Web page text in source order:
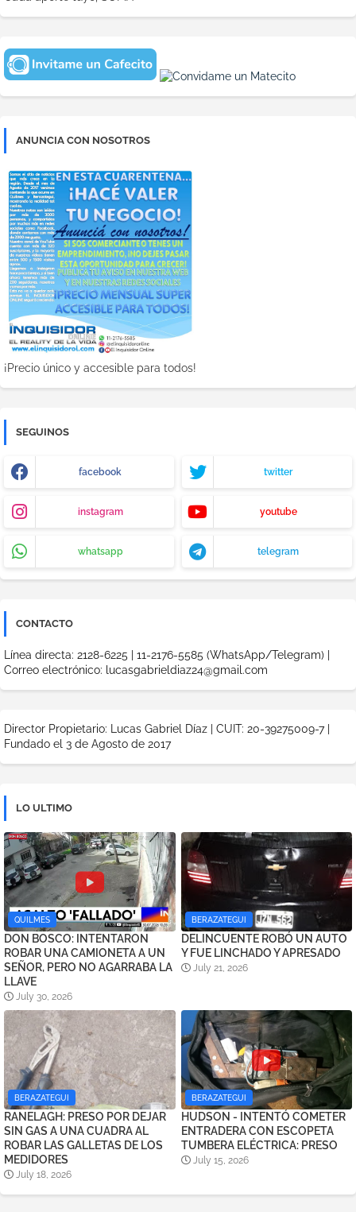
ANUNCIA CON NOSOTROS
¡Precio único y accesible para todos!
SEGUINOS
facebook twitter
instagram youtube
whatsapp telegram
CONTACTO
Línea directa: 2128-6225 | 11-2176-5585 (WhatsApp/Telegram) |
Correo electrónico: lucasgabrieldiaz24@gmail.com
Director Propietario: Lucas Gabriel Díaz | CUIT: 20-39275009-7 |
Fundado el 3 de Agosto de 2017
LO ULTIMO
QUILMES
DON BOSCO: INTENTARON
ROBAR UNA CAMIONETA A UN
SEÑOR, PERO NO AGARRABA LA
LLAVE
July 30, 2026
BERAZATEGUI
DELINCUENTE ROBÓ UN AUTO
Y FUE LINCHADO Y APRESADO
July 21, 2026
BERAZATEGUI
RANELAGH: PRESO POR DEJAR
SIN GAS A UNA CUADRA AL
ROBAR LAS GALLETAS DE LOS
MEDIDORES
July 18, 2026
BERAZATEGUI
HUDSON - INTENTÓ COMETER
ENTRADERA CON ESCOPETA
TUMBERA ELÉCTRICA: PRESO
July 15, 2026